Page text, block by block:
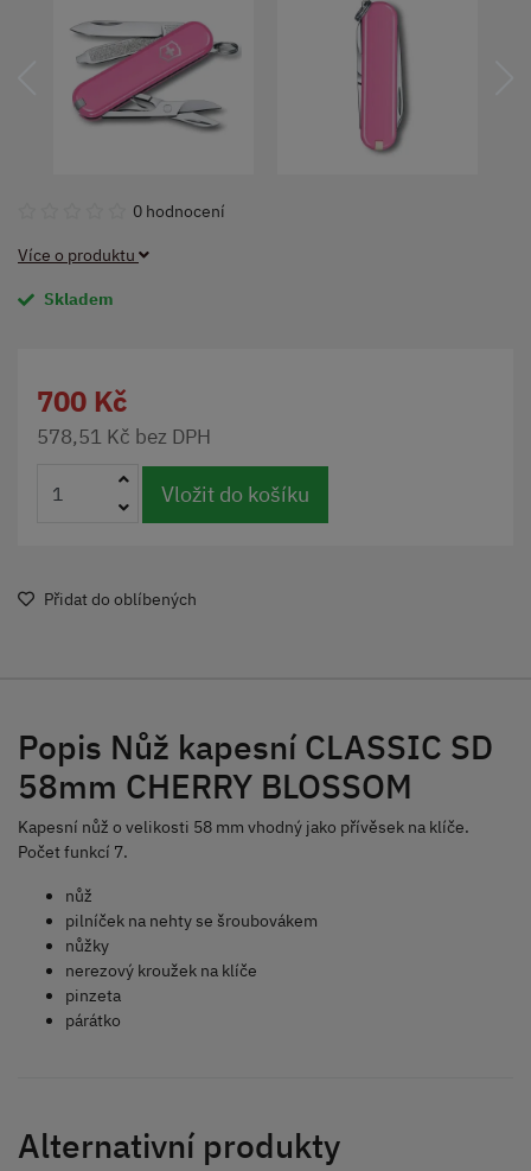
0 hodnocení
Více o produktu
Skladem
700 Kč
578,51 Kč bez DPH
Vložit do košíku
Přidat do oblíbených
Popis Nůž kapesní CLASSIC SD
58mm CHERRY BLOSSOM
Kapesní nůž o velikosti 58 mm vhodný jako přívěsek na klíče.
Počet funkcí 7.
nůž
pilníček na nehty se šroubovákem
nůžky
nerezový kroužek na klíče
pinzeta
párátko
Alternativní produkty